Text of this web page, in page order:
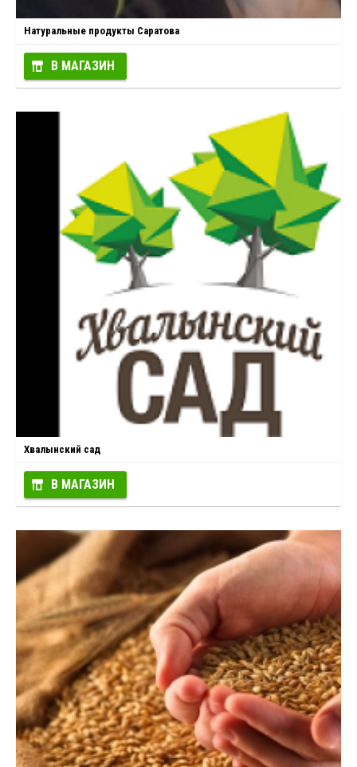
Натуральные продукты Саратова
В МАГАЗИН
Хвалынский сад
В МАГАЗИН